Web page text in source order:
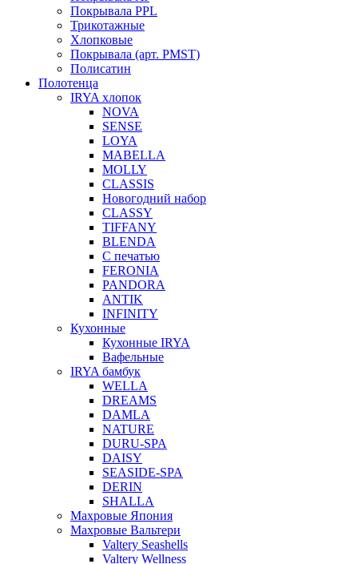
Покрывала PPL
Трикотажные
Хлопковые
Покрывала (арт. PMST)
Полисатин
Полотенца
IRYA хлопок
NOVA
SENSE
LOYA
MABELLA
MOLLY
CLASSIS
Новогодний набор
CLASSY
TIFFANY
BLENDA
С печатью
FERONIA
PANDORA
ANTIK
INFINITY
Кухонные
Кухонные IRYA
Вафельные
IRYA бамбук
WELLA
DREAMS
DAMLA
NATURE
DURU-SPA
DAISY
SEASIDE-SPA
DERIN
SHALLA
Махровые Япония
Махровые Вальтери
Valtery Seashells
Valtery Wellness